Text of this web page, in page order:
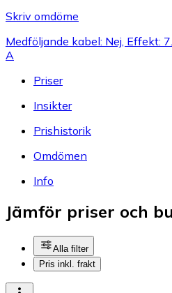
Skriv omdöme
Medföljande kabel: Nej, Effekt:
A
Priser
Insikter
Prishistorik
Omdömen
Info
Jämför priser och
Alla filter
Pris inkl. frakt